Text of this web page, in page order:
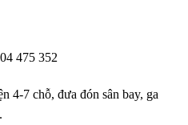
475 352
4-7 chỗ, đưa đón sân bay, ga